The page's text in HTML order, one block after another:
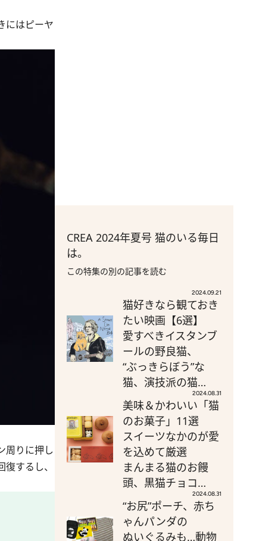
にはピーヤ
周りに押し
するし、
CREA 2024年夏号 猫のいる毎日
は。
この特集の別の記事を読む
2024.09.21
猫好きなら観ておき
たい映画【6選】
愛すべきイスタンブ
ールの野良猫、
“ぶっきらぼう”な
猫、演技派の猫…
2024.08.31
美味＆かわいい「猫
のお菓子」11選
スイーツなかのが愛
を込めて厳選
まんまる猫のお饅
頭、黒猫チョコ…
2024.08.31
“お尻”ポーチ、赤ち
ゃんパンダの
ぬいぐるみも…動物